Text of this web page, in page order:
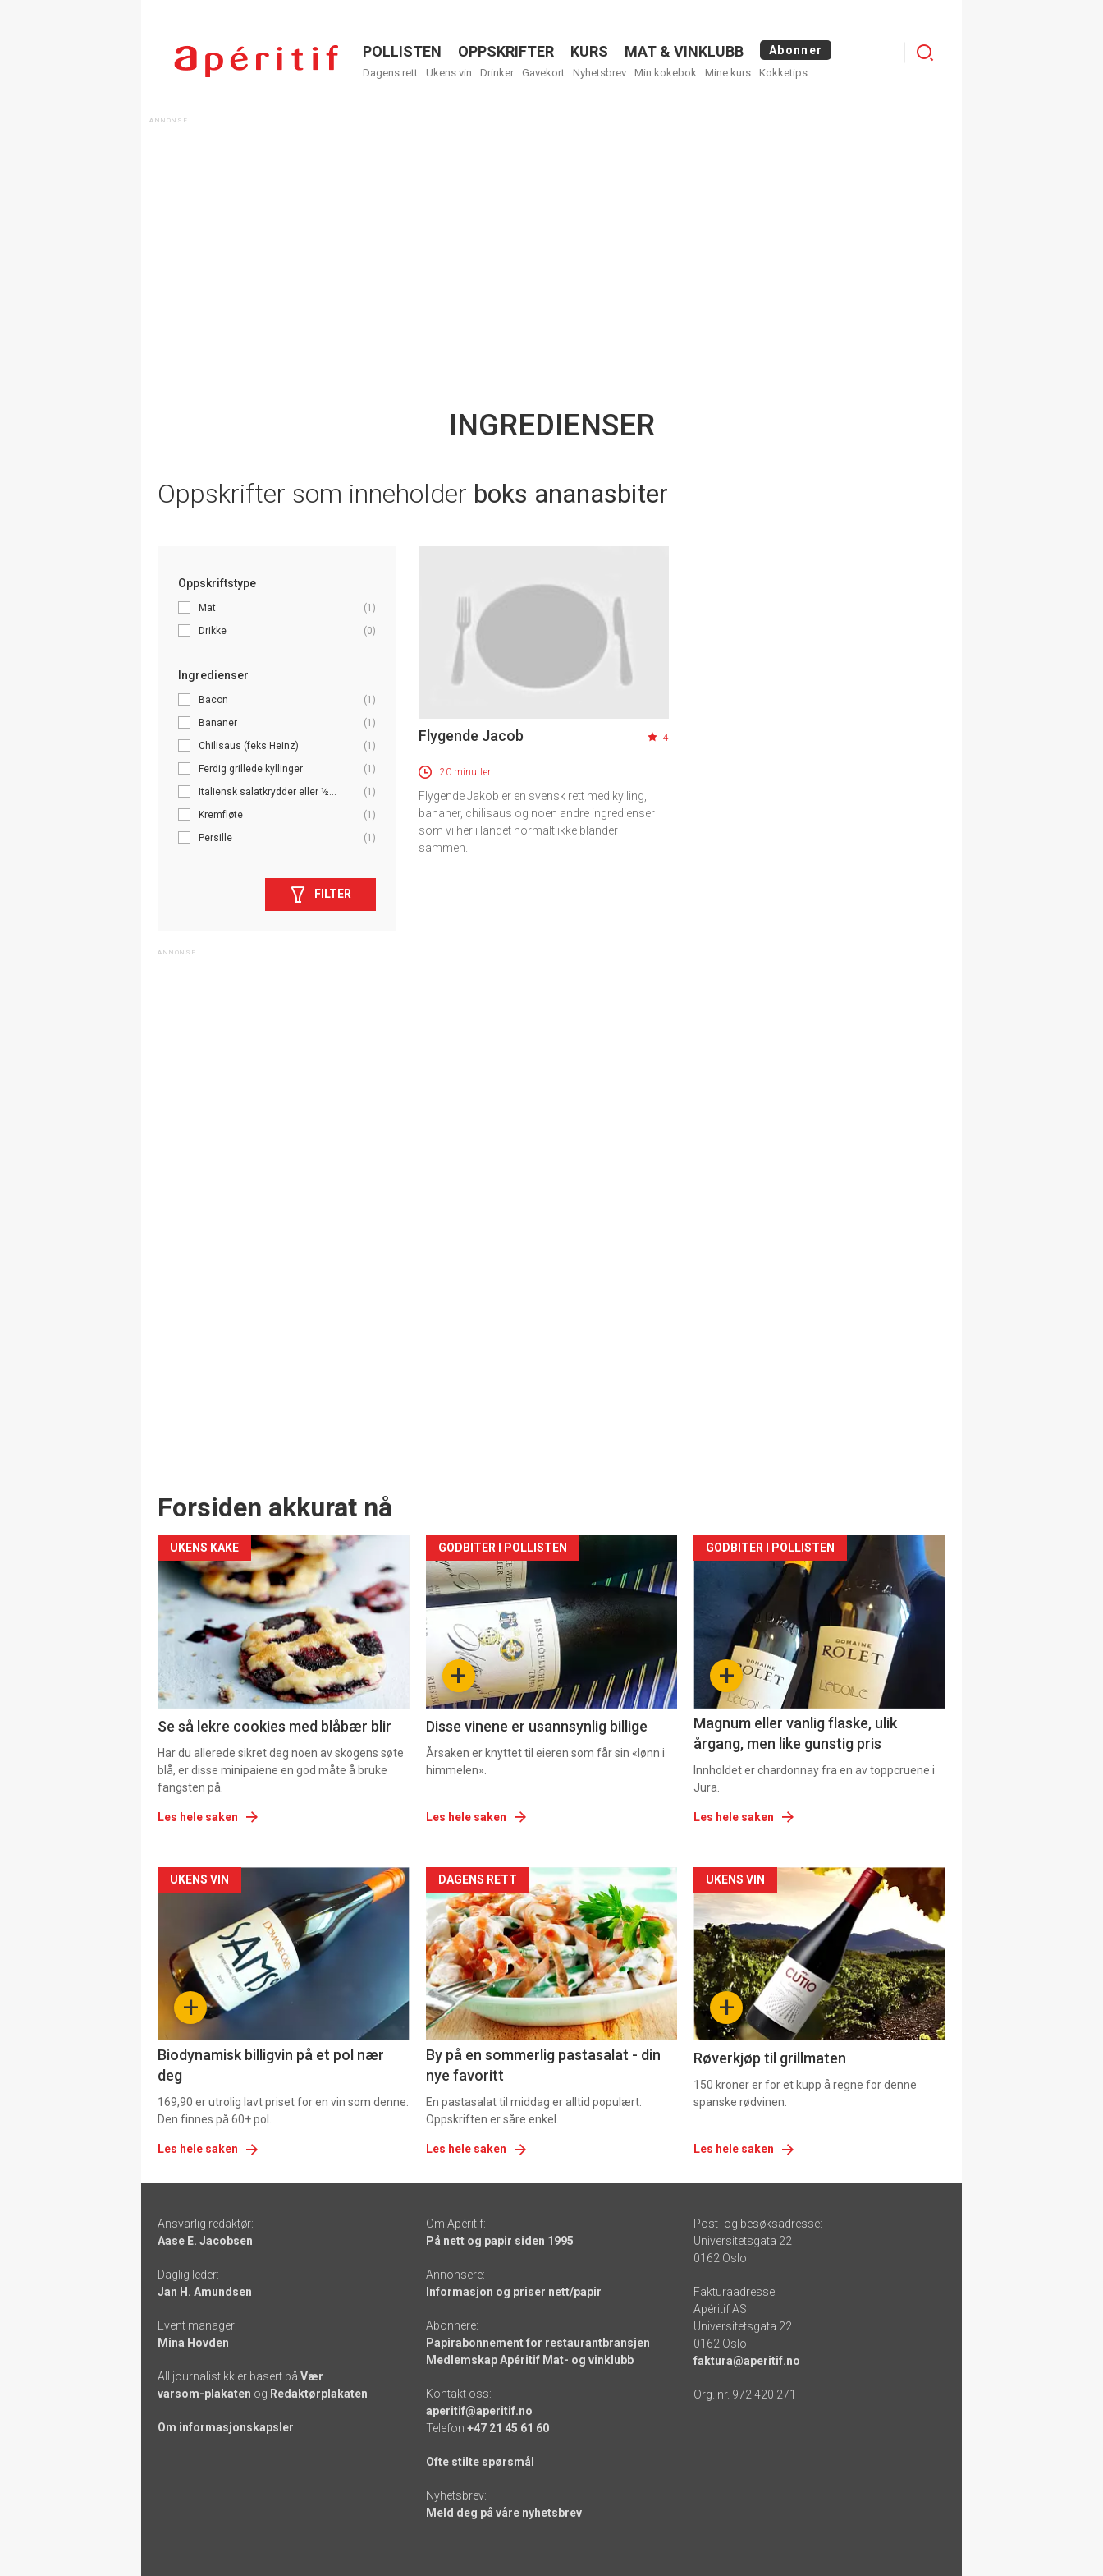
Menu
POLLISTEN OPPSKRIFTER KURS MAT & VINKLUBB Abonner
Dagens rett Ukens vin Drinker Gavekort Nyhetsbrev Min kokebok Mine kurs Kokketips
Logg
INGREDIENSER
Oppskrifter som inneholder boks ananasbiter
Oppskriftstype
Mat
(1)
Drikke
(0)
Ingredienser
Bacon
(1)
Bananer
(1)
Chilisaus (feks Heinz)
(1)
Ferdig grillede kyllinger
(1)
Italiensk salatkrydder eller ½...
(1)
Kremfløte
(1)
Persille
(1)
FILTER
Flygende Jacob 4
20 minutter
Flygende Jakob er en svensk rett med kylling,
bananer, chilisaus og noen andre ingredienser
som vi her i landet normalt ikke blander
sammen.
Forsiden akkurat nå
UKENS KAKE
Se så lekre cookies med blåbær blir
Har du allerede sikret deg noen av skogens søte
blå, er disse minipaiene en god måte å bruke
fangsten på.
Les hele saken
Forsiden
akkurat
nå
2 +
GODBITER I POLLISTEN
Disse vinene er usannsynlig billige
Årsaken er knyttet til eieren som får sin «lønn i
himmelen».
Les hele saken
Forsiden
akkurat
nå
+
GODBITER I POLLISTEN
Magnum eller vanlig flaske, ulik
årgang, men like gunstig pris
Innholdet er chardonnay fra en av toppcruene i
Jura.
Les hele saken
Forsiden
akkurat
nå
-
+
UKENS VIN
Biodynamisk billigvin på et pol nær
deg
169,90 er utrolig lavt priset for en vin som denne.
Den finnes på 60+ pol.
Les hele saken
Forsiden
akkurat
nå
-
5
DAGENS RETT
By på en sommerlig pastasalat - din
nye favoritt
En pastasalat til middag er alltid populært.
Oppskriften er såre enkel.
Les hele saken
Forsiden
akkurat
nå
-
6 +
UKENS VIN
Røverkjøp til grillmaten
150 kroner er for et kupp å regne for denne
spanske rødvinen.
Les hele saken
-
links
Ansvarlig redaktør:
Aase E. Jacobsen
Daglig leder:
Jan H. Amundsen
Event manager:
Mina Hovden
All journalistikk er basert på Vær
varsom-plakaten og Redaktørplakaten
Om informasjonskapsler
Om Apéritif:
På nett og papir siden 1995
Annonsere:
Informasjon og priser nett/papir
Abonnere:
Papirabonnement for restaurantbransjen
Medlemskap Apéritif Mat- og vinklubb
Kontakt oss:
aperitif@aperitif.no
Telefon +47 21 45 61 60
Ofte stilte spørsmål
Nyhetsbrev:
Meld deg på våre nyhetsbrev
Post- og besøksadresse:
Universitetsgata 22
0162 Oslo
Fakturaadresse:
Apéritif AS
Universitetsgata 22
0162 Oslo
faktura@aperitif.no
Org. nr. 972 420 271